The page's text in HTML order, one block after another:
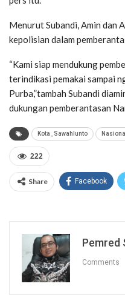
Menurut Subandi, Amin dan
kepolisian dalam
“Kami siap mendukung
terindikasi pemakai sampai
Purba,”tambah Subandi
dukungan pemberantasan
Kota_Sawahlunto Nasional
222
Share Facebook
Pemred
Comments